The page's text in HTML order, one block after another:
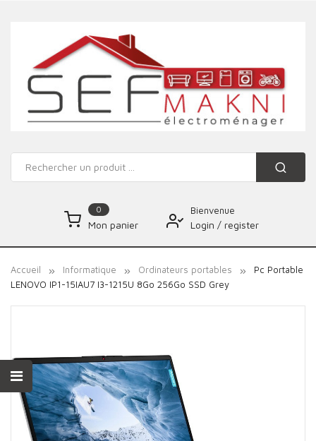
0
Mon panier
Bienvenue
Login / register
Accueil Informatique Ordinateurs portables
Pc Portable
LENOVO IP1-15IAU7 I3-1215U 8Go 256Go SSD Grey